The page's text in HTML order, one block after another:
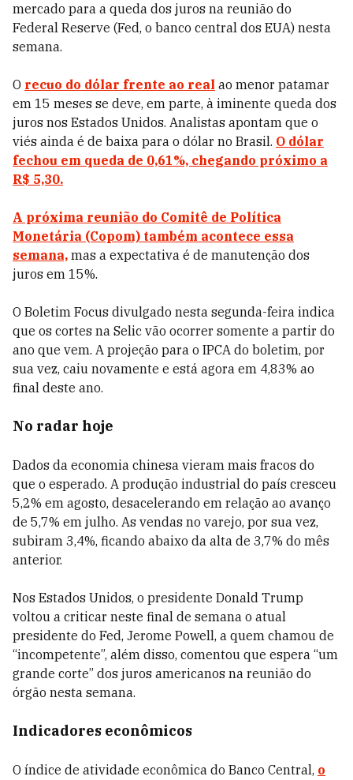
mercado para a queda dos juros na reunião do
Federal Reserve (Fed, o banco central dos EUA) nesta
semana.
O recuo do dólar frente ao real ao menor patamar
em 15 meses se deve, em parte, à iminente queda dos
juros nos Estados Unidos. Analistas apontam que o
viés ainda é de baixa para o dólar no Brasil. O dólar
fechou em queda de 0,61%, chegando próximo a
R$ 5,30.
A próxima reunião do Comitê de Política
Monetária (Copom) também acontece essa
semana, mas a expectativa é de manutenção dos
juros em 15%.
O Boletim Focus divulgado nesta segunda-feira indica
que os cortes na Selic vão ocorrer somente a partir do
ano que vem. A projeção para o IPCA do boletim, por
sua vez, caiu novamente e está agora em 4,83% ao
final deste ano.
No radar hoje
Dados da economia chinesa vieram mais fracos do
que o esperado. A produção industrial do país cresceu
5,2% em agosto, desacelerando em relação ao avanço
de 5,7% em julho. As vendas no varejo, por sua vez,
subiram 3,4%, ficando abaixo da alta de 3,7% do mês
anterior.
Nos Estados Unidos, o presidente Donald Trump
voltou a criticar neste final de semana o atual
presidente do Fed, Jerome Powell, a quem chamou de
“incompetente”, além disso, comentou que espera “um
grande corte” dos juros americanos na reunião do
órgão nesta semana.
Indicadores econômicos
O índice de atividade econômica do Banco Central, o